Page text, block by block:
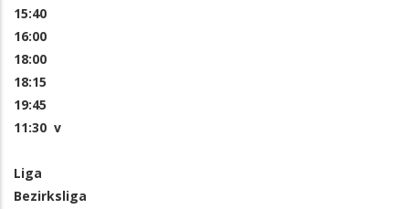
15:40
16:00
18:00
18:15
19:45
11:30 v
Liga
Bezirksliga